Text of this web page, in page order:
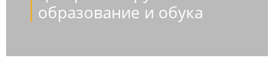
образование и обука